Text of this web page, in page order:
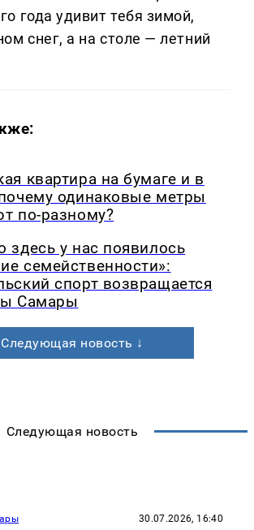
года удивит тебя зимой,
снег, а на столе — летний
квартира на бумаге и в
одинаковые метры
по-разному?
здесь у нас появилось
семейственности»:
спорт возвращается
Самары
Следующая новость ↓
Следующая новость
30.07.2026, 16:40